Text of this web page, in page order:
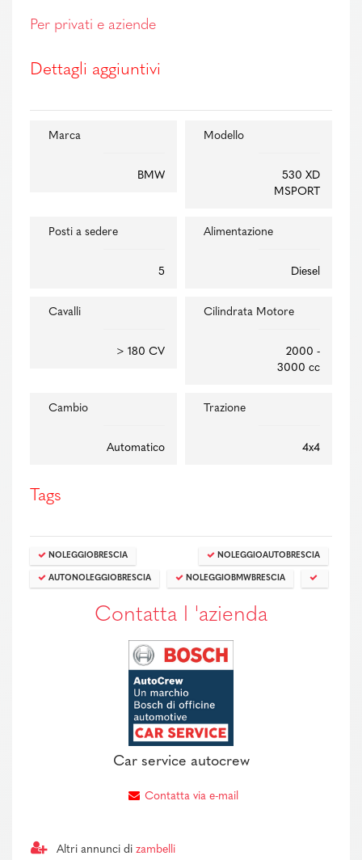
Per privati e aziende
Dettagli aggiuntivi
Marca
BMW
Modello
530 XD
MSPORT
Posti a sedere
5
Alimentazione
Diesel
Cavalli
> 180 CV
Cilindrata Motore
2000 -
3000 cc
Cambio
Automatico
Trazione
4x4
Tags
NOLEGGIOBRESCIA NOLEGGIOAUTOBRESCIA
AUTONOLEGGIOBRESCIA NOLEGGIOBMWBRESCIA
Contatta l 'azienda
Car service autocrew
Contatta via e-mail
Altri annunci di zambelli